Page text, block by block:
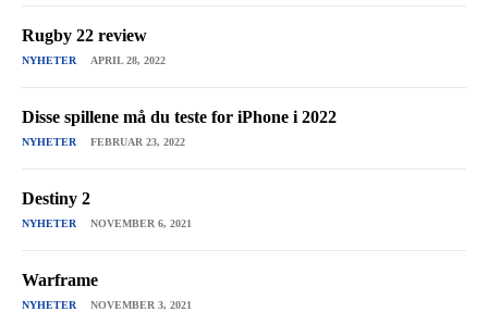
Rugby 22 review
NYHETER APRIL 28, 2022
Disse spillene må du teste for iPhone i 2022
NYHETER FEBRUAR 23, 2022
Destiny 2
NYHETER NOVEMBER 6, 2021
Warframe
NYHETER NOVEMBER 3, 2021